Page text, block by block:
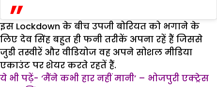
इस Lockdown के बीच उपजी बोरियत को भगाने के
लिए देव सिंह बहुत ही फनी तरीकें अपना रहें हैं जिससे
जुडी तस्वीरें और वीडियोज वह अपने सोशल मीडिया
एकाउंट पर शेयर करते रहतें हैं.
ये भी पढ़ें- ‘मैंने कभी हार नहीं मानी’ – भोजपुरी एक्ट्रेस